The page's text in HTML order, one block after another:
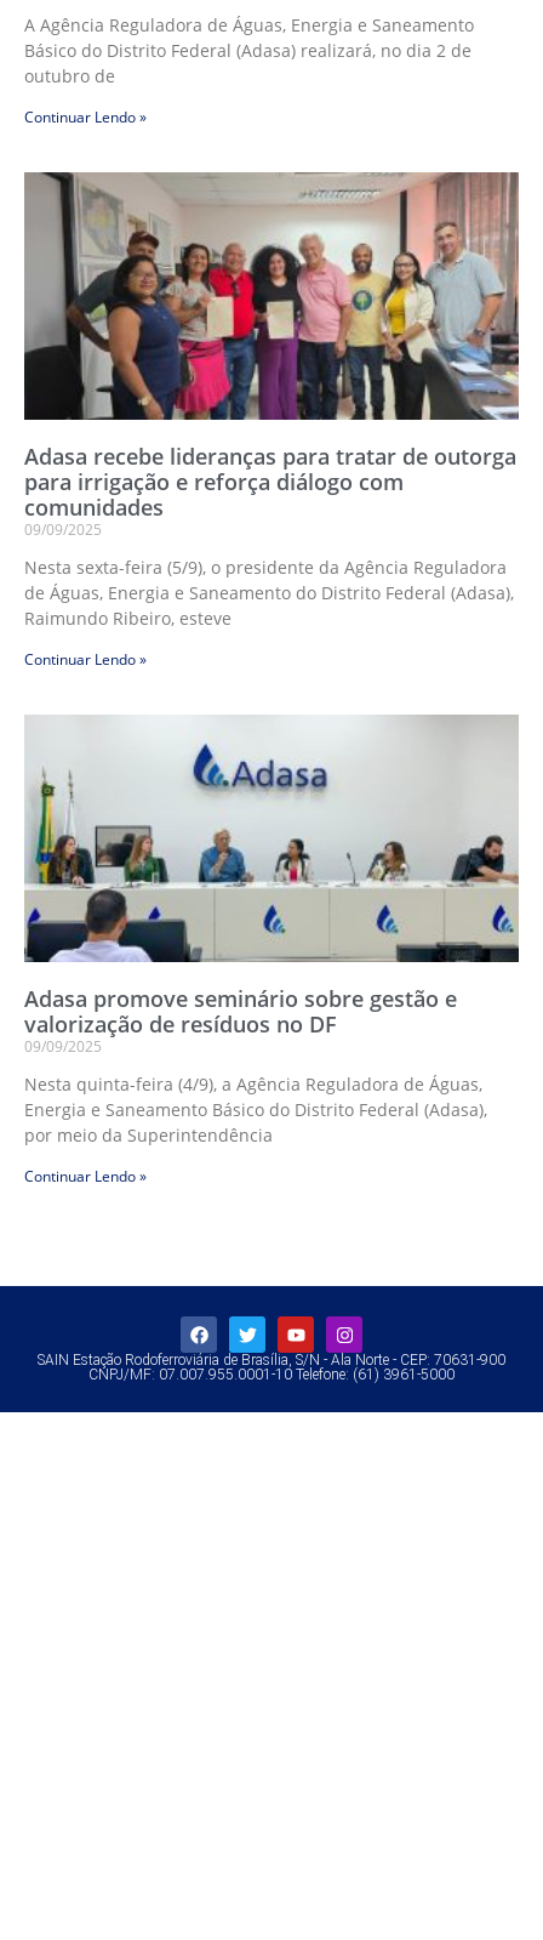
A Agência Reguladora de Águas, Energia e Saneamento
Básico do Distrito Federal (Adasa) realizará, no dia 2 de
outubro de
Continuar Lendo »
Adasa recebe lideranças para tratar de outorga
para irrigação e reforça diálogo com
comunidades
09/09/2025
Nesta sexta-feira (5/9), o presidente da Agência Reguladora
de Águas, Energia e Saneamento do Distrito Federal (Adasa),
Raimundo Ribeiro, esteve
Continuar Lendo »
Adasa promove seminário sobre gestão e
valorização de resíduos no DF
09/09/2025
Nesta quinta-feira (4/9), a Agência Reguladora de Águas,
Energia e Saneamento Básico do Distrito Federal (Adasa),
por meio da Superintendência
Continuar Lendo »
SAIN Estação Rodoferroviária de Brasília, S/N - Ala Norte - CEP: 70631-900
CNPJ/MF: 07.007.955.0001-10 Telefone: (61) 3961-5000